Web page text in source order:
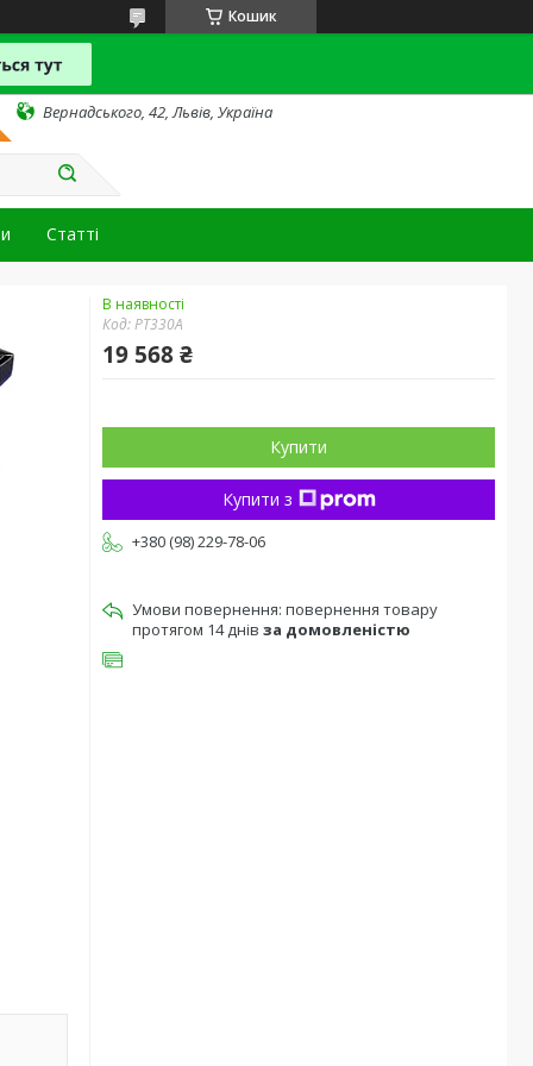
Кошик
Вернадського, 42, Львів, Україна
Статті
В наявності
Код:PT330A
19 568 ₴
Купити
Купити з
+380 (98) 229-78-06
повернення товару
протягом 14 днів за домовленістю